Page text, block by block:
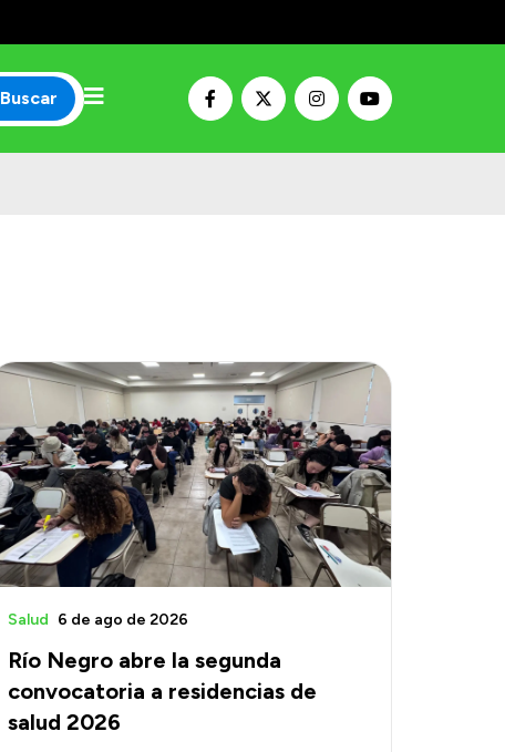
Buscar
Río Negro abre la segunda
convocatoria a residencias de
salud 2026
Salud 6 de ago de 2026